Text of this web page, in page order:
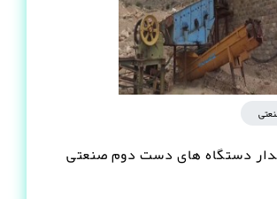
دستگاه های دست دوم صنعتی